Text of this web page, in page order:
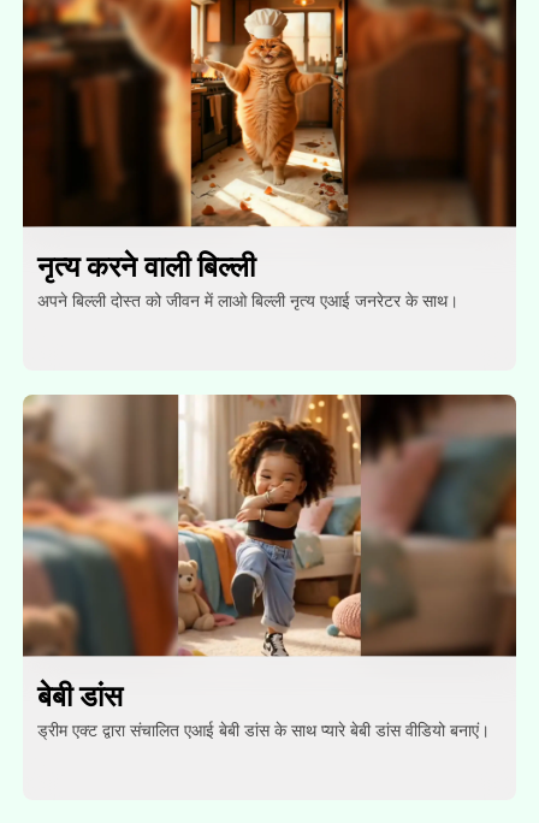
नृत्य करने वाली बिल्ली
अपने बिल्ली दोस्त को जीवन में लाओ बिल्ली नृत्य एआई जनरेटर के साथ।
बेबी डांस
ड्रीम एक्ट द्वारा संचालित एआई बेबी डांस के साथ प्यारे बेबी डांस वीडियो बनाएं।